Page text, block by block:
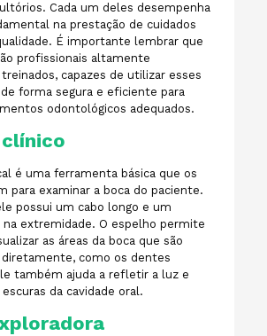
Cada um deles desempenha
na prestação de cuidados
É importante lembrar que
profissionais altamente
capazes de utilizar esses
forma segura e eficiente para
odontológicos adequados.
clínico
é uma ferramenta básica que os
para examinar a boca do paciente.
possui um cabo longo e um
na extremidade. O espelho permite
as áreas da boca que são
como os dentes
também ajuda a refletir a luz e
da cavidade oral.